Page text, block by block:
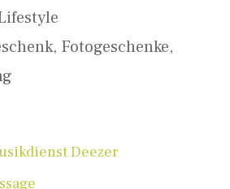
, Fotogeschenke,
Deezer